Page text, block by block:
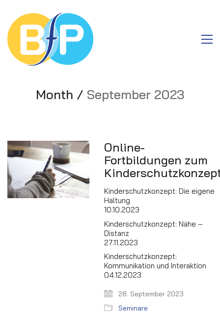
Month / September 2023
Online-
Fortbildungen zum
Kinderschutzkonzept: Die eigene
Haltung
10.10.2023
Kinderschutzkonzept: Nähe –
Distanz
27.11.2023
Kinderschutzkonzept:
Kommunikation und Interaktion
04.12.2023
28. September 2023
Seminare